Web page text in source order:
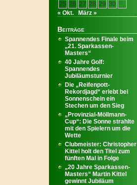
25 26 27 28 29 30
« Okt.
März »
Beiträge
Spannendes Finale beim
„21. Sparkassen-
Masters“
40 Jahre Golf:
Spannendes
Jubiläumsturnier
Die „Reifenpott-
Rekordjagd“ erlebt bei
Sonnenschein ein
Stechen um den Sieg
„Provinzial-Möllmann-
Cup“: Die Sonne strahlte
mit den Spielern um die
Wette
Clubmeister: Christopher
Kittel holt den Titel zum
fünften Mal in Folge
„20 Jahre Sparkassen-
Masters“ Martin Kittel
gewinnt Jubiläum